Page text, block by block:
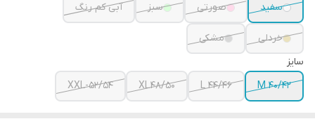
سفید
صورتی سبز آبی کم رنگ
خردلی
مشکی
سایز
M 40/42
L 44/46
XL 48/50
XXL-52/54